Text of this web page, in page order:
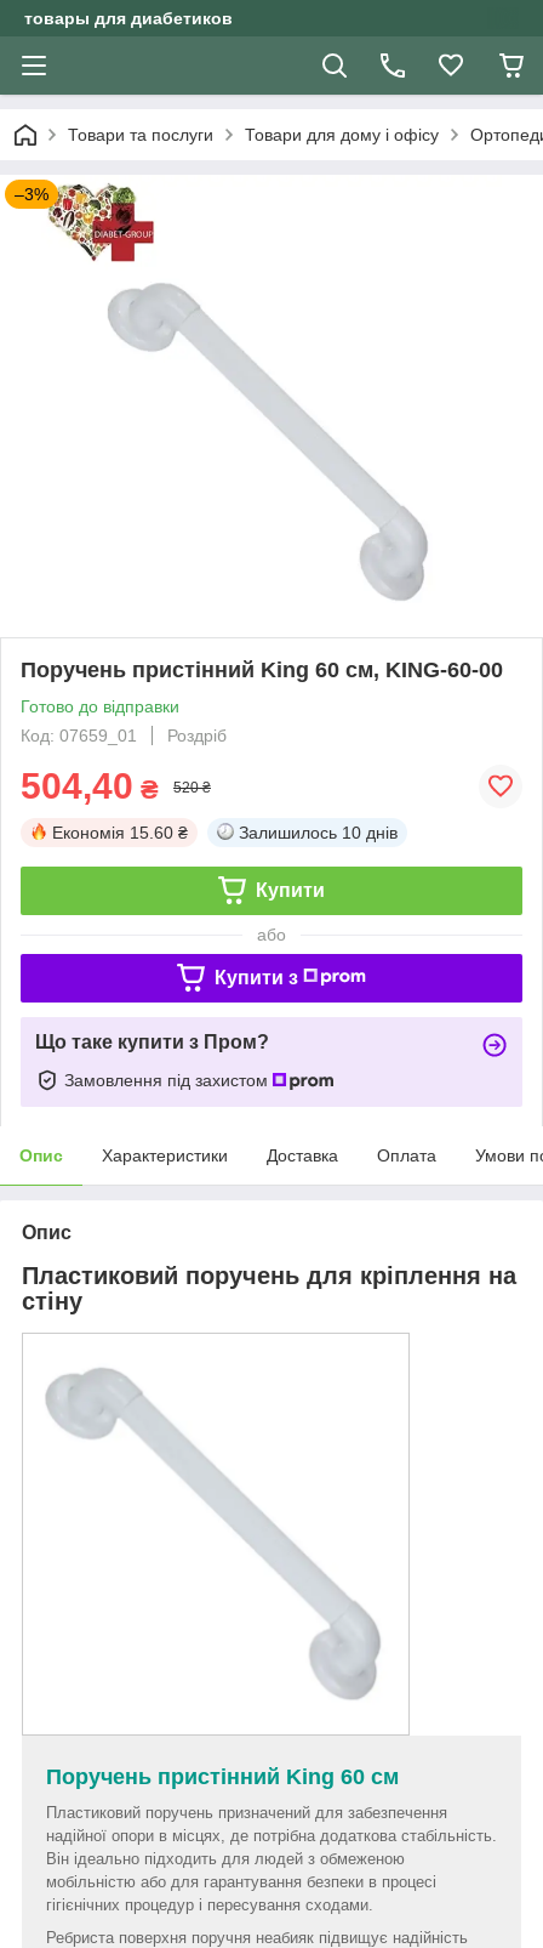
товары для диабетиков
Товари та послуги Товари для дому і офісу
–3%
Поручень пристінний King 60 см, KING-60-00
Готово до відправки
Код: 07659_01
Роздріб
504,40 ₴ 520 ₴
Економія 15.60 ₴ Залишилось 10 днів
Купити
або
Купити з
Що таке купити з Пром?
Замовлення під захистом
Опис Характеристики Доставка Оплата Умови
Опис
Пластиковий поручень для кріплення на
стіну
Поручень пристінний King 60 см
Пластиковий поручень призначений для забезпечення
надійної опори в місцях, де потрібна додаткова стабільність.
Він ідеально підходить для людей з обмеженою
мобільністю або для гарантування безпеки в процесі
гігієнічних процедур і пересування сходами.
Ребриста поверхня поручня неабияк підвищує надійність